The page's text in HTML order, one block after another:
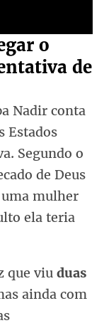
o
de
Nadir conta
Estados
Segundo o
de Deus
mulher
ela teria
que viu duas
ainda com